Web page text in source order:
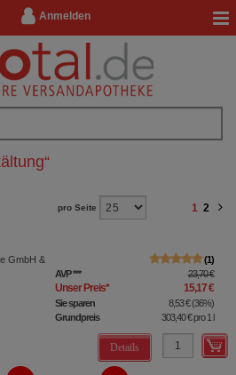
Anmelden
“
pro Seite 1 2
GmbH &
1
AVP*** 23,70 €
Unser Preis* 15,17 €
Sie sparen 8,53 €(36%)
Grundpreis
303,40 €pro 1 l
Details